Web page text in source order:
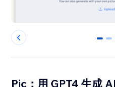
0 1
Pic：用 GPT4 生成